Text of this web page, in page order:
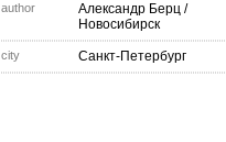
author Александр Берц /
Новосибирск
city Санкт-Петербург